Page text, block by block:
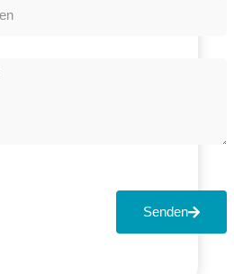
Senden